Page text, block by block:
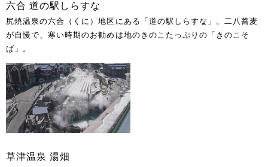
六合 道の駅しらすな
尻焼温泉の六合（くに）地区にある「道の駅しらすな」。二八蕎麦
が自慢で、寒い時期のお勧めは地のきのこたっぷりの「きのこそ
ば」。
草津温泉 湯畑